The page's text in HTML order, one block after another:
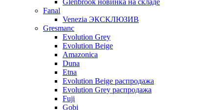
Glenbrook новинка на складе
Fanal
Venezia ЭКСКЛЮЗИВ
Gresmanc
Evolution Grey
Evolution Beige
Amazonica
Duna
Etna
Evolution Beige распродажа
Evolution Grey распродажа
Fuji
Gobi